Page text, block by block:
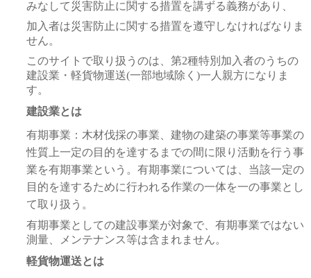
みなして災害防止に関する措置を講ずる義務があり、
加入者は災害防止に関する措置を遵守しなければなりま
せん。
このサイトで取り扱うのは、第2種特別加入者のうちの
建設業・軽貨物運送(一部地域除く)一人親方になりま
す。
建設業とは
有期事業：木材伐採の事業、建物の建築の事業等事業の
性質上一定の目的を達するまでの間に限り活動を行う事
業を有期事業という。有期事業については、当該一定の
目的を達するために行われる作業の一体を一の事業とし
て取り扱う。
有期事業としての建設事業が対象で、有期事業ではない
測量、メンテナンス等は含まれません。
軽貨物運送とは